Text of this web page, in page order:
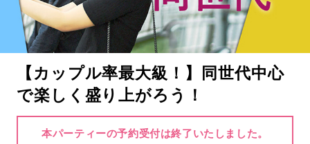
【カップル率最大級！】同世代中心
で楽しく盛り上がろう！
本パーティーの予約受付は終了いたしました。